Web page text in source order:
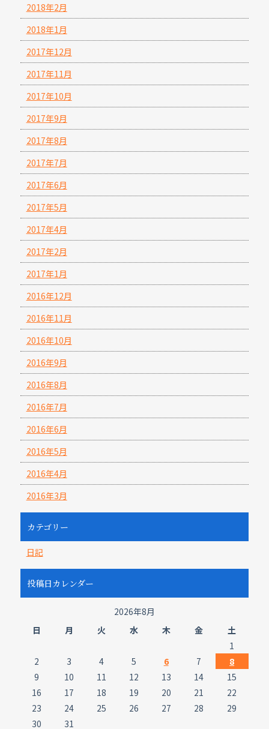
2018年2月
2018年1月
2017年12月
2017年11月
2017年10月
2017年9月
2017年8月
2017年7月
2017年6月
2017年5月
2017年4月
2017年2月
2017年1月
2016年12月
2016年11月
2016年10月
2016年9月
2016年8月
2016年7月
2016年6月
2016年5月
2016年4月
2016年3月
カテゴリー
日記
投稿日カレンダー
2026年8月
日
月 火 水 木 金
土
1
2
3 4 5 6 7
8
9
10 11 12 13 14
15
16
17 18 19 20 21
22
23
24 25 26 27 28
29
30
31